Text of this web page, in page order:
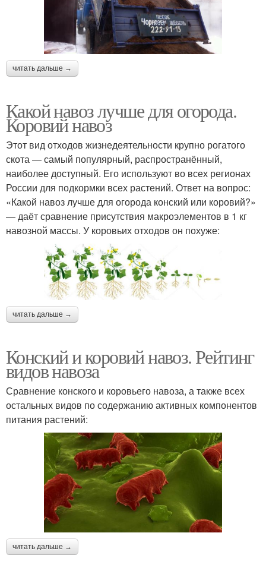
читать дальше →
Какой навоз лучше для огорода.
Коровий навоз
Этот вид отходов жизнедеятельности крупно рогатого
скота — самый популярный, распространённый,
наиболее доступный. Его используют во всех регионах
России для подкормки всех растений. Ответ на вопрос:
«Какой навоз лучше для огорода конский или коровий?»
— даёт сравнение присутствия макроэлементов в 1 кг
навозной массы. У коровьих отходов он похуже:
читать дальше →
Конский и коровий навоз. Рейтинг
видов навоза
Сравнение конского и коровьего навоза, а также всех
остальных видов по содержанию активных компонентов
питания растений:
читать дальше →